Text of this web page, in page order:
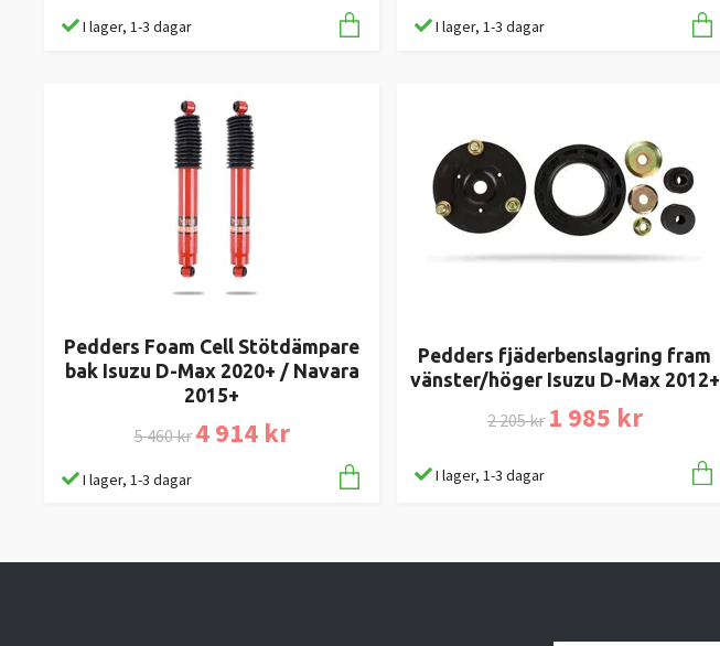
I lager, 1-3 dagar I lager, 1-3 dagar
Pedders Foam Cell Stötdämpare
bak Isuzu D-Max 2020+ / Navara
2015+
5 460 kr 4 914 kr
I lager, 1-3 dagar
Pedders fjäderbenslagring fram
vänster/höger Isuzu D-Max 2012+
2 205 kr 1 985 kr
I lager, 1-3 dagar